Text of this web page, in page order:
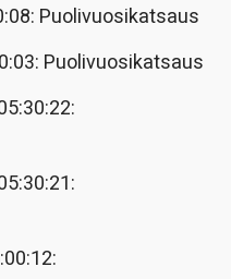
Puolivuosikatsaus
Puolivuosikatsaus